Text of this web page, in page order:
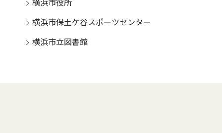
横浜市役所
横浜市保土ケ谷スポーツセンター
横浜市立図書館